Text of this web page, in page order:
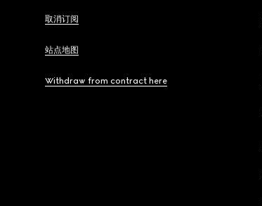
取消订阅
站点地图
Withdraw from contract here